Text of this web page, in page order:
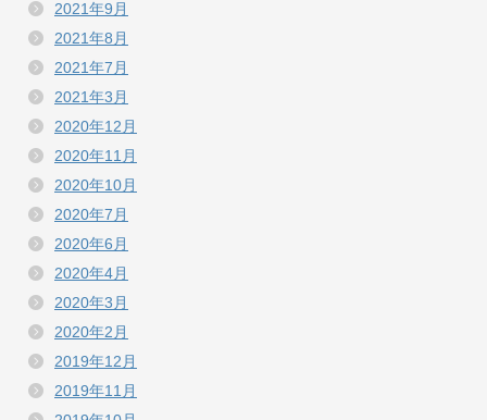
2021年9月
2021年8月
2021年7月
2021年3月
2020年12月
2020年11月
2020年10月
2020年7月
2020年6月
2020年4月
2020年3月
2020年2月
2019年12月
2019年11月